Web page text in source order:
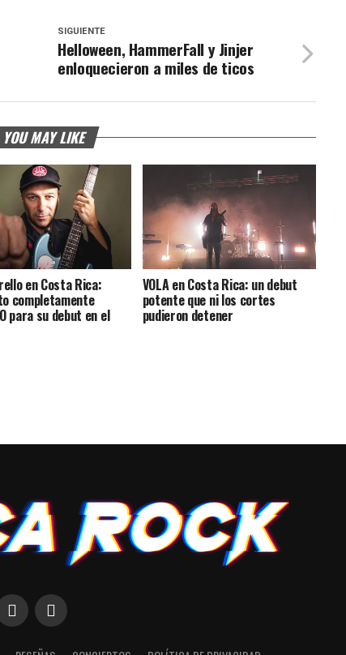
SIGUIENTE
Helloween, HammerFall y Jinjer
enloquecieron a miles de ticos
YOU MAY LIKE
en Costa Rica:
completamente
para su debut en el
VOLA en Costa Rica: un debut
potente que ni los cortes
pudieron detener